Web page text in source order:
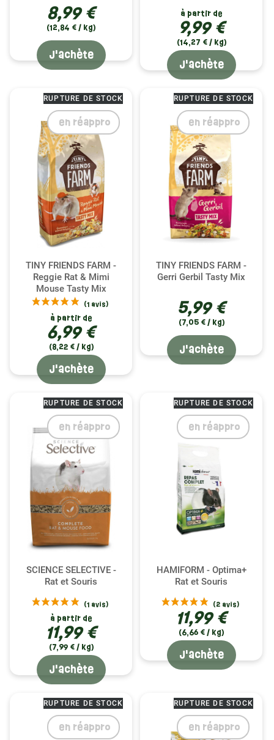
(1 avis)
8,99 €
(12,84 € / kg)
J'achète
à partir de
9,99 €
(14,27 € / kg)
J'achète
TINY FRIENDS FARM -
Reggie Rat & Mimi
Mouse Tasty Mix
à partir de
6,99 €
(8,22 € / kg)
RUPTURE DE STOCK
en réappro
J'achète
TINY FRIENDS FARM -
Gerri Gerbil Tasty Mix
5,99 €
(7,05 € / kg)
RUPTURE DE STOCK
en réappro
J'achète
SCIENCE SELECTIVE -
Rat et Souris
à partir de
11,99 €
(7,99 € / kg)
RUPTURE DE STOCK
en réappro
J'achète
HAMIFORM - Optima+
Rat et Souris
11,99 €
(6,66 € / kg)
RUPTURE DE STOCK
en réappro
J'achète
RUPTURE DE STOCK
en réappro
RUPTURE DE STOCK
en réappro